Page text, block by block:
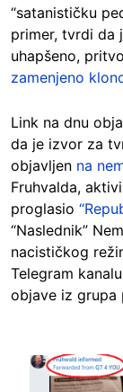
“satanističku
primer, tvrdi da
uhapšeno,
zamenjeno
Link na dnu
da je izvor za
objavljen na
Fruhvalda,
proglasio
“Naslednik”
nacističkog
Telegram
objave iz grupa
Image